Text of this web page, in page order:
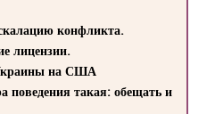
конфликта.
лицензии.
на США
поведения такая: обещать и